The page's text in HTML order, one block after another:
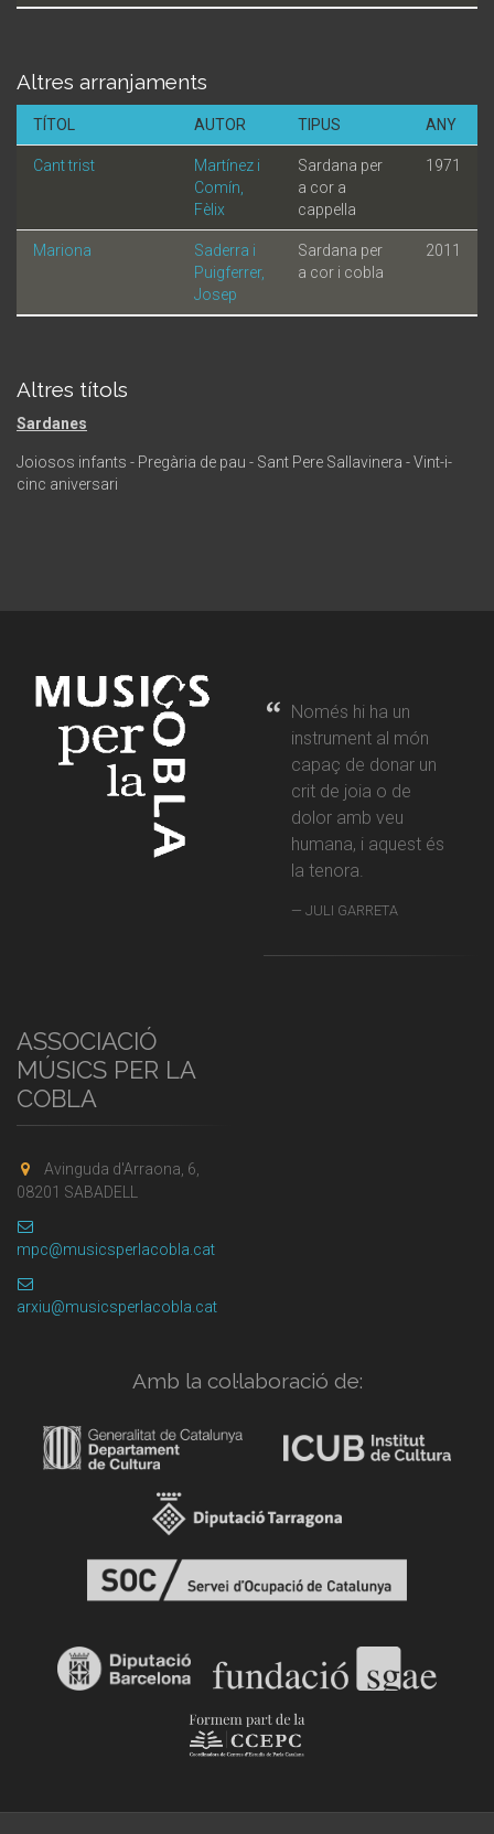
Altres arranjaments
TÍTOL AUTOR TIPUS ANY
Cant trist
Martínez i
Comín,
Fèlix
Sardana per
a cor a
cappella
1971
Mariona
Saderra i
Puigferrer,
Josep
Sardana per
a cor i cobla
2011
Altres títols
Sardanes
Joiosos infants - Pregària de pau - Sant Pere Sallavinera - Vint-i-
cinc aniversari
Només hi ha un
instrument al món
capaç de donar un
crit de joia o de
dolor amb veu
humana, i aquest és
la tenora.
JULI GARRETA
ASSOCIACIÓ
MÚSICS PER LA
COBLA
Avinguda d'Arraona, 6,
08201 SABADELL
mpc@musicsperlacobla.cat
arxiu@musicsperlacobla.cat
Amb la col·laboració de: